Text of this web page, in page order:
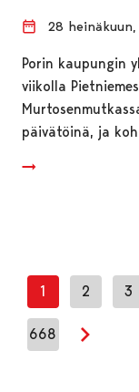
28
Porin kaupungin
viikolla
päivätöinä, ja
1 2 3
668